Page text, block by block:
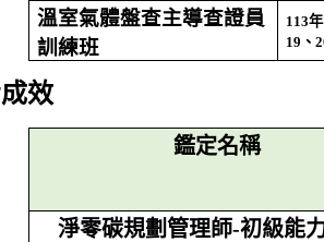
溫室氣體盤查主導查證員
訓練班
113年
19 、
效
鑑定名稱
淨零碳規劃管理師-初級能